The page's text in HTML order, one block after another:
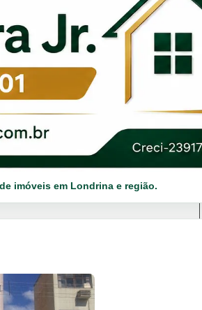
imóveis em Londrina e região.